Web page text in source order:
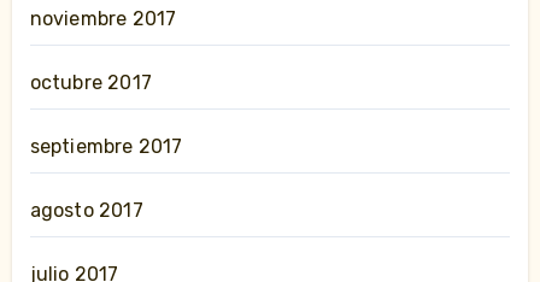
noviembre 2017
octubre 2017
septiembre 2017
agosto 2017
julio 2017